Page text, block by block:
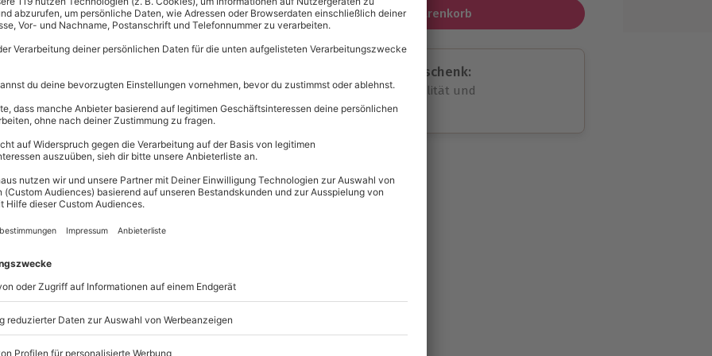
In den Warenkorb
Immer das passende Geschenk:
Große Auswahl, volle Flexibilität und
maximale Sicherheit
Über 9.000 unvergessliche
Volle Flexibilität
Jeder Gutschein für alle Erlebnisse
eine Verkostung der etwas
der verblüffenden
Erlebnis mit Wow-
sich gegenseitig intensivieren.
Verkosten verschiedener
angesagt. Denn in
Altbekanntes plötzlich in ganz
mit einem Whisky –